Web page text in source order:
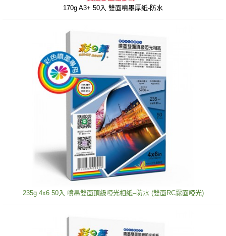
170g A3+ 50入 雙面噴墨厚紙-防水
235g 4x6 50入 噴墨雙面頂級啞光相紙–防水 (雙面RC霧面啞光)